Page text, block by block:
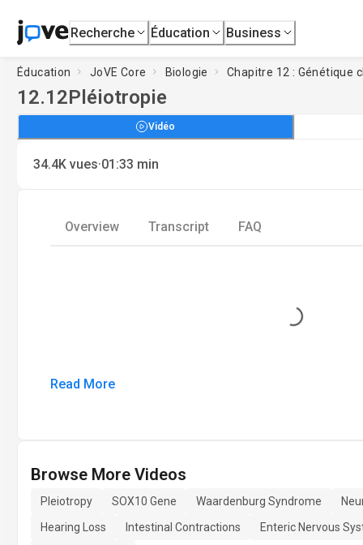
Recherche Éducation Business
Éducation JoVE Core Biologie Chapitre 12 : Génétique
12.12Pléiotropie
Vidéo
34.4K vues·01:33 min
Overview Transcript FAQ
Loading...
Read More
Browse More Videos
Pleiotropy SOX10 Gene Waardenburg Syndrome
Hearing Loss
Intestinal Contractions
Enteric Nervous